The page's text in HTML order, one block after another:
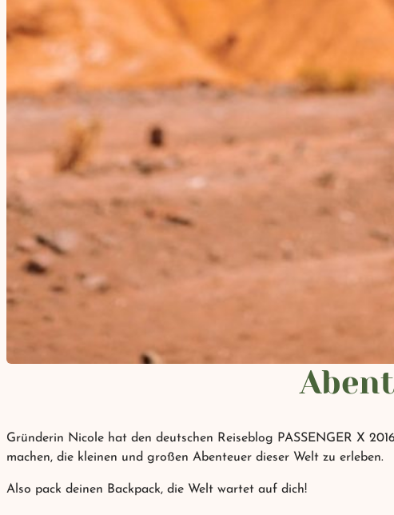
Gründerin Nicole hat den deutschen Reiseblog PASSENGER X
machen, die kleinen und großen Abenteuer dieser Welt zu erleben.
Also pack deinen Backpack, die Welt wartet auf dich!